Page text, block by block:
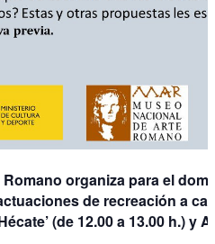
organiza para el
de recreación a
(de 12.00 a 13.00 h.) y